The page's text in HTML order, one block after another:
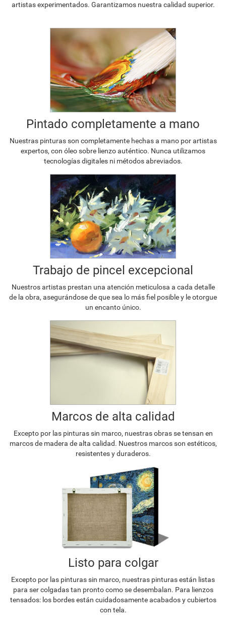
artistas experimentados. Garantizamos nuestra calidad superior.
Pintado completamente a mano
Nuestras pinturas son completamente hechas a mano por artistas
expertos, con óleo sobre lienzo auténtico. Nunca utilizamos
tecnologías digitales ni métodos abreviados.
Trabajo de pincel excepcional
Nuestros artistas prestan una atención meticulosa a cada detalle
de la obra, asegurándose de que sea lo más fiel posible y le otorgue
un encanto único.
Marcos de alta calidad
Excepto por las pinturas sin marco, nuestras obras se tensan en
marcos de madera de alta calidad. Nuestros marcos son estéticos,
resistentes y duraderos.
Listo para colgar
Excepto por las pinturas sin marco, nuestras pinturas están listas
para ser colgadas tan pronto como se desembalan. Para lienzos
tensados: los bordes están cuidadosamente acabados y cubiertos
con tela.